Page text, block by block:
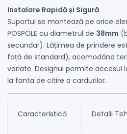
Instalare Rapidă și Sigură
Suportul se montează pe orice
POSPOLE cu diametrul de 38mm
secundar). Lățimea de prindere
față de standard), acomodând
variate. Designul permite accesul
la fanta de citire a cardurilor.
Caracteristică Detalii